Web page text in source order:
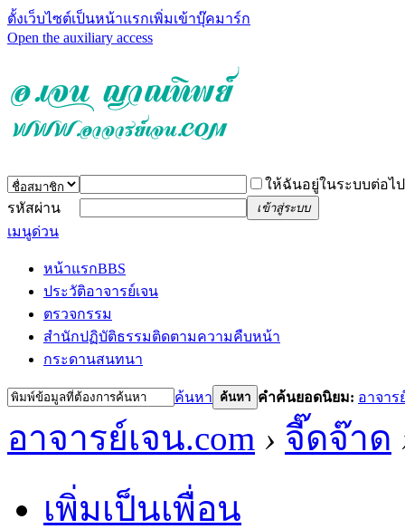
ตั้งเว็บไซต์เป็นหน้าแรกเพิ่มเข้าบุ๊คมาร์ก
Open the auxiliary access
ให้ฉันอยู่ในระบบต่อไป
รหัสผ่าน
เข้าสู่ระบบ
เมนูด่วน
หน้าแรกBBS
ประวัติอาจารย์เจน
ตรวจกรรม
สำนักปฏิบัติธรรมติดตามความคืบหน้า
กระดานสนทนา
ค้นหา ค้นหา คำค้นยอดนิยม: อาจาร
อาจารย์เจน.com › จี๊ดจ๊าด
เพิ่มเป็นเพื่อน